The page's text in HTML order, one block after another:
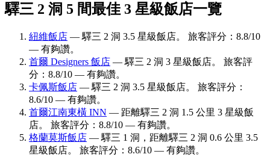
驛三 2 洞 5 間最佳 3 星級飯店一覽
紐維飯店 — 驛三 2 洞 3.5 星級飯店。 旅客評分：8.8/10
— 有夠讚。
首爾 Designers 飯店 — 驛三 2 洞 3 星級飯店。 旅客評
分：8.8/10 — 有夠讚。
卡佩斯飯店 — 驛三 2 洞 3.5 星級飯店。 旅客評分：
8.6/10 — 有夠讚。
首爾江南東橫 INN — 距離驛三 2 洞 1.5 公里 3 星級飯
店。 旅客評分：8.8/10 — 有夠讚。
格蘭莫斯飯店 — 驛三 1 洞，距離驛三 2 洞 0.6 公里 3.5
星級飯店。 旅客評分：8.6/10 — 有夠讚。